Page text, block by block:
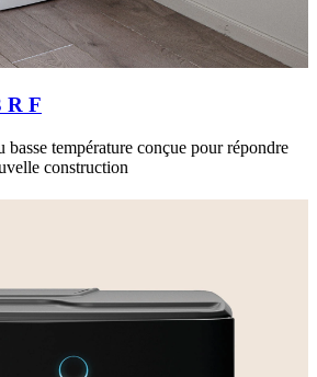
R F
basse température conçue pour répondre
construction